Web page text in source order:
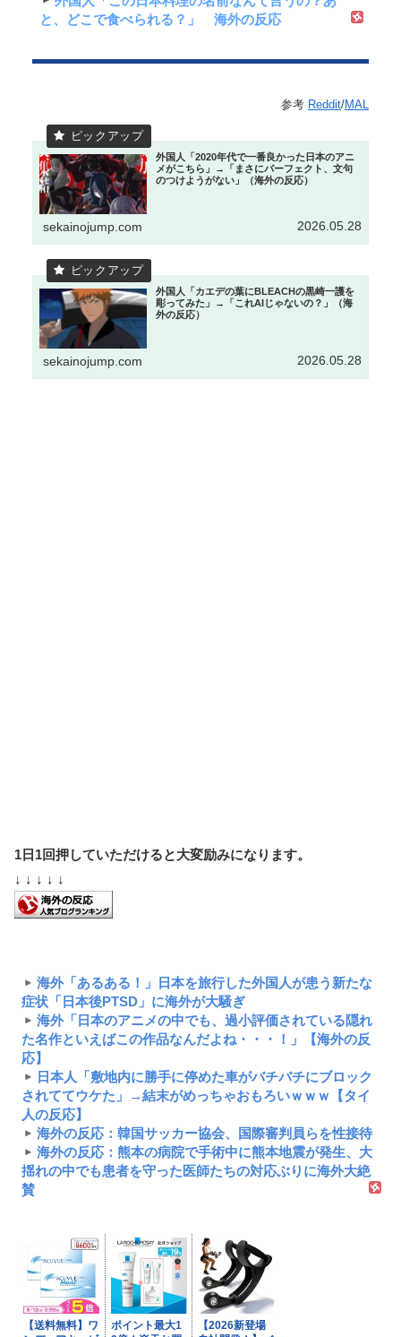
と、どこで食べられる？」 海外の反応
参考 Reddit/MAL
外国人「2020年代で一番良かった日本のアニ
メがこちら」→「まさにパーフェクト、文句
のつけようがない」（海外の反応）
sekainojump.com 2026.05.28
外国人「カエデの葉にBLEACHの黒崎一護を
彫ってみた」→「これAIじゃないの？」（海
外の反応）
sekainojump.com 2026.05.28
1日1回押していただけると大変励みになります。
↓ ↓ ↓ ↓ ↓
海外「あるある！」日本を旅行した外国人が患う新たな
症状「日本後PTSD」に海外が大騒ぎ
海外「日本のアニメの中でも、過小評価されている隠れ
た名作といえばこの作品なんだよね・・・！」【海外の反
応】
日本人「敷地内に勝手に停めた車がバチバチにブロック
されててウケた」→結末がめっちゃおもろいｗｗｗ【タイ
人の反応】
海外の反応：韓国サッカー協会、国際審判員らを性接待
海外の反応：熊本の病院で手術中に熊本地震が発生、大
揺れの中でも患者を守った医師たちの対応ぶりに海外大絶
賛